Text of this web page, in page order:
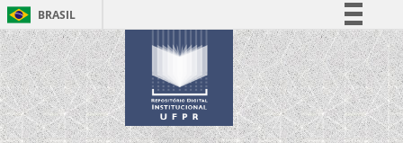
BRASIL
Simplifique!
Comunica BR
Participe
Acesso à informação